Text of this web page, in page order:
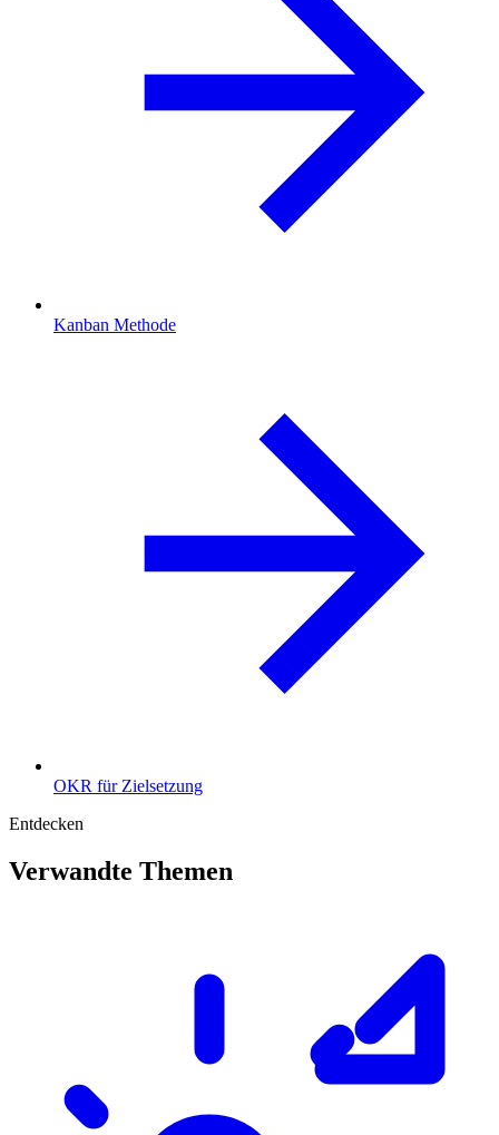
Kanban Methode
OKR für Zielsetzung
Entdecken
Verwandte Themen